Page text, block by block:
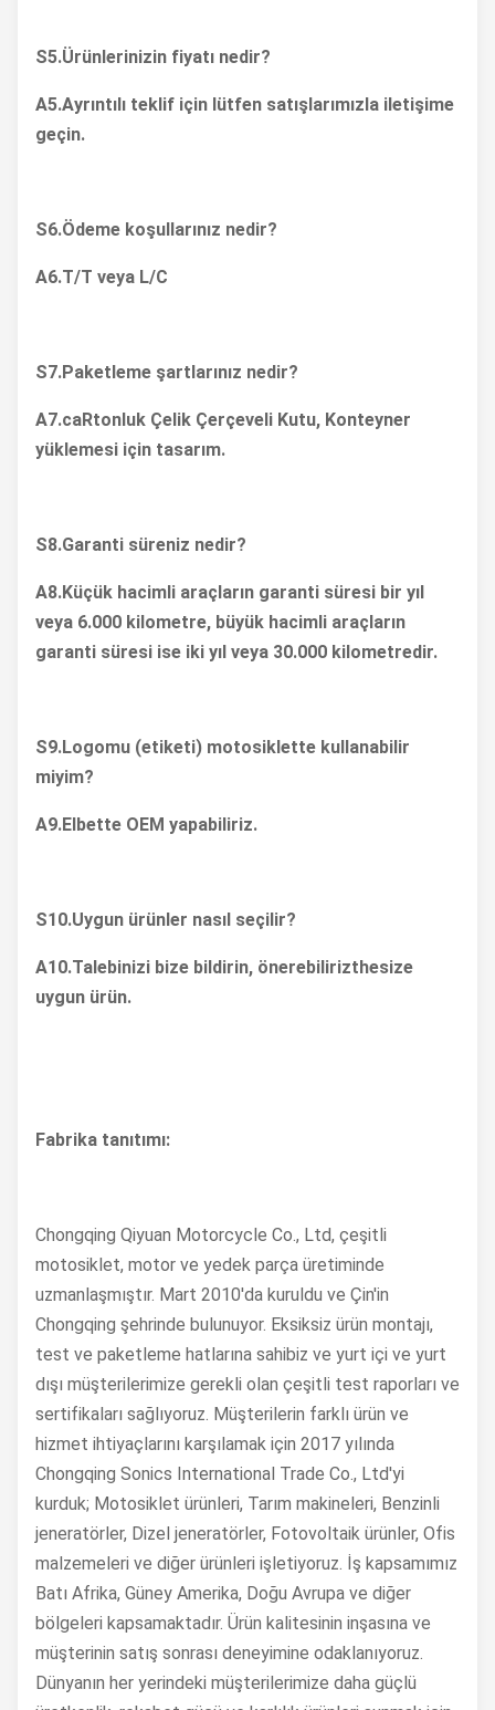
S5.Ürünlerinizin fiyatı nedir?
A5.Ayrıntılı teklif için lütfen satışlarımızla iletişime
geçin.
S6.Ödeme koşullarınız nedir?
A6.T/T veya L/C
S7.Paketleme şartlarınız nedir?
A7.caRtonluk Çelik Çerçeveli Kutu, Konteyner
yüklemesi için tasarım.
S8.Garanti süreniz nedir?
A8.Küçük hacimli araçların garanti süresi bir yıl
veya 6.000 kilometre, büyük hacimli araçların
garanti süresi ise iki yıl veya 30.000 kilometredir.
S9.Logomu (etiketi) motosiklette kullanabilir
miyim?
A9.Elbette OEM yapabiliriz.
S10.Uygun ürünler nasıl seçilir?
A10.Talebinizi bize bildirin, önerebilirizthesize
uygun ürün.
Fabrika tanıtımı:
Chongqing Qiyuan Motorcycle Co., Ltd, çeşitli
motosiklet, motor ve yedek parça üretiminde
uzmanlaşmıştır. Mart 2010'da kuruldu ve Çin'in
Chongqing şehrinde bulunuyor. Eksiksiz ürün montajı,
test ve paketleme hatlarına sahibiz ve yurt içi ve yurt
dışı müşterilerimize gerekli olan çeşitli test raporları ve
sertifikaları sağlıyoruz. Müşterilerin farklı ürün ve
hizmet ihtiyaçlarını karşılamak için 2017 yılında
Chongqing Sonics International Trade Co., Ltd'yi
kurduk; Motosiklet ürünleri, Tarım makineleri, Benzinli
jeneratörler, Dizel jeneratörler, Fotovoltaik ürünler, Ofis
malzemeleri ve diğer ürünleri işletiyoruz. İş kapsamımız
Batı Afrika, Güney Amerika, Doğu Avrupa ve diğer
bölgeleri kapsamaktadır. Ürün kalitesinin inşasına ve
müşterinin satış sonrası deneyimine odaklanıyoruz.
Dünyanın her yerindeki müşterilerimize daha güçlü